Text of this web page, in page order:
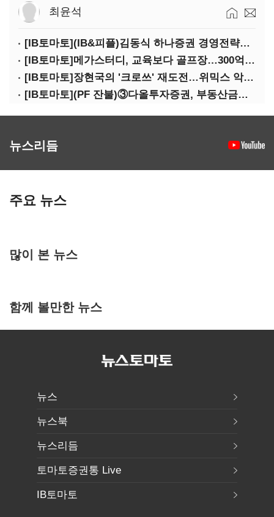
최윤석
[IB토마토](IB&피플)김동식 하나증권 경영전략본부장
[IB토마토]메가스터디, 교육보다 골프장…300억 대여 뒤 보증 리스크
[IB토마토]장현국의 '크로쓰' 재도전…위믹스 악몽 지울 수 있나
[IB토마토](PF 잔불)③다올투자증권, 부동산금융 줄였지만 정상화는 진행형
뉴스리듬
주요 뉴스
많이 본 뉴스
함께 볼만한 뉴스
뉴스
뉴스북
뉴스리듬
토마토증권통 Live
IB토마토